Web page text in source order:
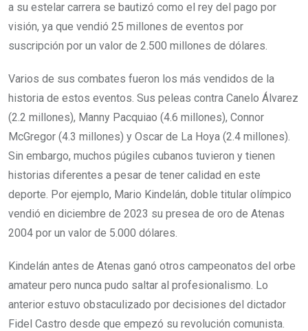
a su estelar carrera se bautizó como el rey del pago por
visión, ya que vendió 25 millones de eventos por
suscripción por un valor de 2.500 millones de dólares.
Varios de sus combates fueron los más vendidos de la
historia de estos eventos. Sus peleas contra Canelo Álvarez
(2.2 millones), Manny Pacquiao (4.6 millones), Connor
McGregor (4.3 millones) y Oscar de La Hoya (2.4 millones).
Sin embargo, muchos púgiles cubanos tuvieron y tienen
historias diferentes a pesar de tener calidad en este
deporte. Por ejemplo, Mario Kindelán, doble titular olímpico
vendió en diciembre de 2023 su presea de oro de Atenas
2004 por un valor de 5.000 dólares.
Kindelán antes de Atenas ganó otros campeonatos del orbe
amateur pero nunca pudo saltar al profesionalismo. Lo
anterior estuvo obstaculizado por decisiones del dictador
Fidel Castro desde que empezó su revolución comunista.